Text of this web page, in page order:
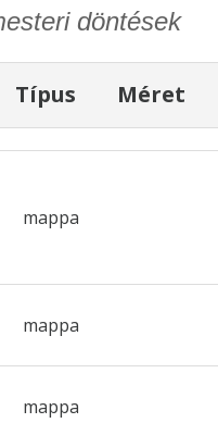
döntések
Típus Méret
mappa
mappa
mappa